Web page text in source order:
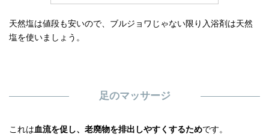
天然塩は値段も安いので、ブルジョワじゃない限り入浴剤は天然
塩を使いましょう。
足のマッサージ
これは血流を促し、老廃物を排出しやすくするためです。